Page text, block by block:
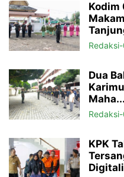
Kodim
Dua
Maha...
KPK